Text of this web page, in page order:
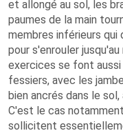
et allongé au sol, les
paumes de la main
membres inférieurs qui
pour s'enrouler
exercices se font aussi
fessiers, avec les
bien ancrés dans le
C'est le cas
sollicitent